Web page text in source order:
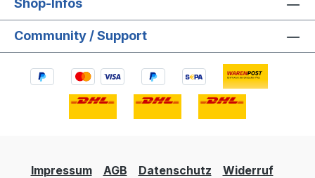
Shop-Infos
Community / Support
Impressum AGB Datenschutz
Widerruf